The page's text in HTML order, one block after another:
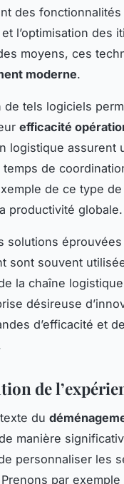
des
l’optimisation des
moyens, ces
moderne.
de tels logiciels
efficacité
logistique
de
de ce type de
productivité globale.
solutions
sont souvent
la chaîne
désireuse
d’efficacité et
de
du
manière
personnaliser les
par